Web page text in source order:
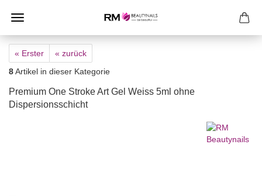
« Erster
« zurück
8Artikel in dieser Kategorie
Premium One Stroke Art Gel Weiss 5ml ohne
Dispersionsschicht